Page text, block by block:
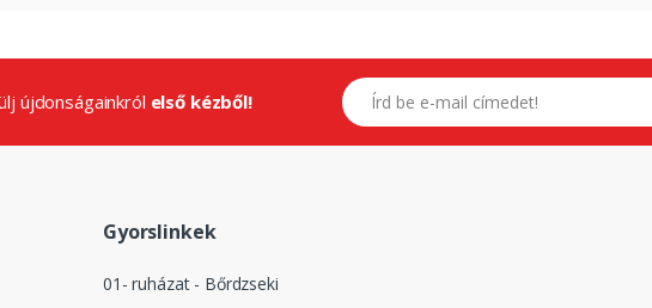
újdonságainkról első kézből!
E-mail címed
Gyorslinkek
01- ruházat - Bőrdzseki